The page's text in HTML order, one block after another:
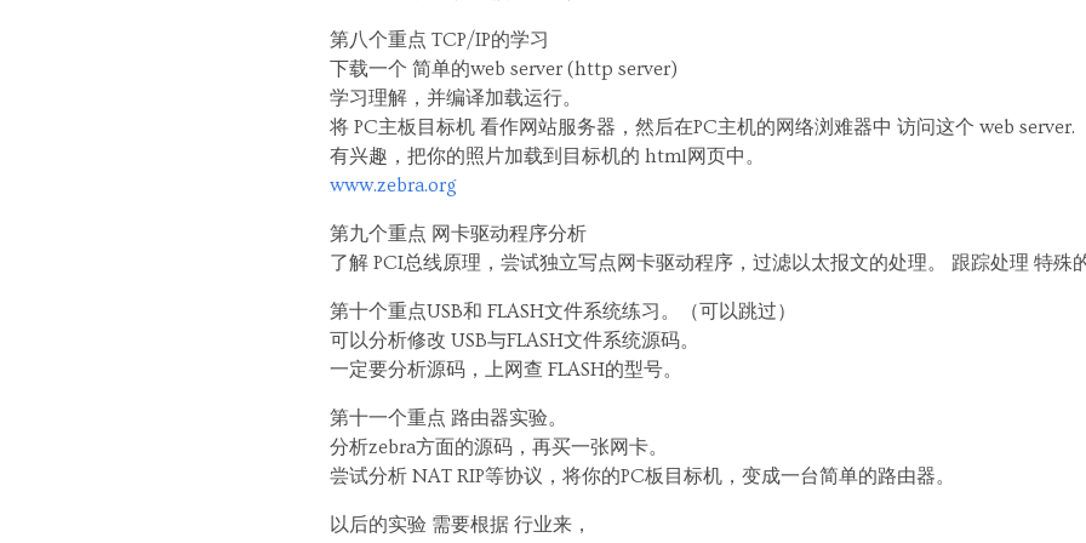
第八个重点 TCP/IP的学习
下载一个 简单的web server (http server)
学习理解，并编译加载运行。
将 PC主板目标机 看作网站服务器，然后在PC主机的网络浏难器中 访问这个 web server.
有兴趣，把你的照片加载到目标机的 html网页中。
www.zebra.org
第九个重点 网卡驱动程序分析
了解 PCI总线原理，尝试独立写点网卡驱动程序，过滤以太报文的处理。 跟踪处理 特殊
第十个重点USB和 FLASH文件系统练习。（可以跳过）
可以分析修改 USB与FLASH文件系统源码。
一定要分析源码，上网查 FLASH的型号。
第十一个重点 路由器实验。
分析zebra方面的源码，再买一张网卡。
尝试分析 NAT RIP等协议，将你的PC板目标机，变成一台简单的路由器。
以后的实验 需要根据 行业来，